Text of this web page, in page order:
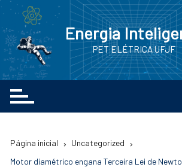
Ir
conteúdo
Energia
PET ELÉTRICA UFJF
Página inicial
Uncategorized
Motor diamétrico engana Terceira Lei de